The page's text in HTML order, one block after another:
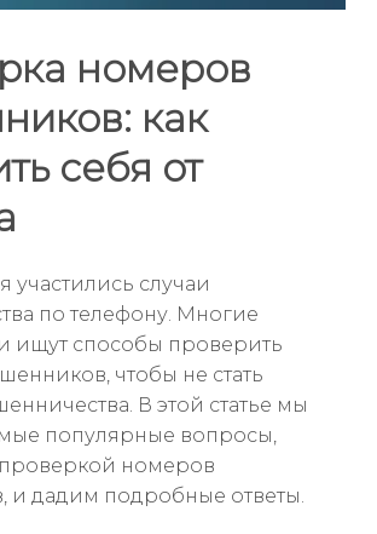
номеров
как
себя от
участились случаи
по телефону. Многие
ищут способы проверить
чтобы не стать
В этой статье мы
популярные вопросы,
номеров
и дадим подробные ответы.